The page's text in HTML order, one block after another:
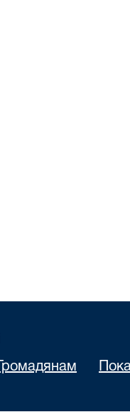
Громадянам